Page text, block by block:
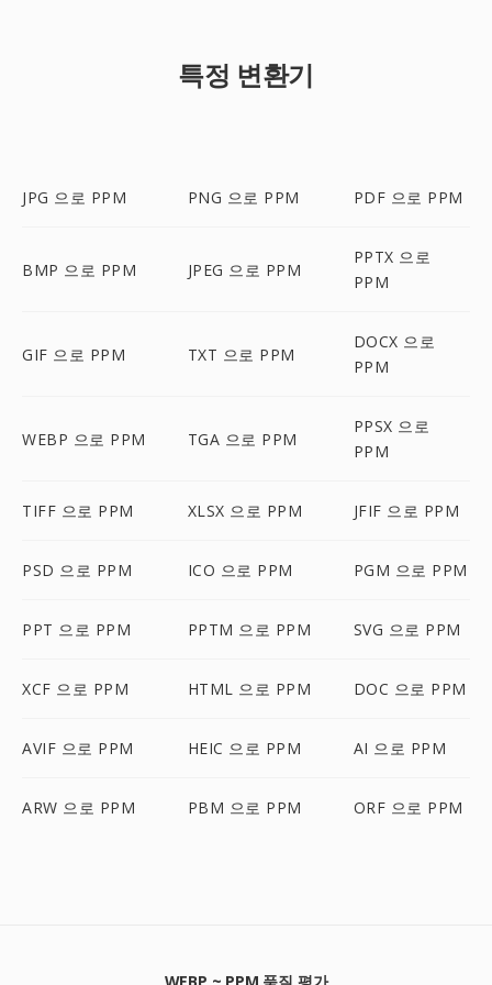
특정 변환기
JPG 으로 PPM PNG 으로 PPM PDF 으로 PPM
BMP 으로 PPM JPEG 으로 PPM
PPTX 으로
PPM
GIF 으로 PPM TXT 으로 PPM
DOCX 으로
PPM
WEBP 으로 PPM TGA 으로 PPM
PPSX 으로
PPM
TIFF 으로 PPM XLSX 으로 PPM JFIF 으로 PPM
PSD 으로 PPM ICO 으로 PPM PGM 으로 PPM
PPT 으로 PPM PPTM 으로 PPM SVG 으로 PPM
XCF 으로 PPM HTML 으로 PPM DOC 으로 PPM
AVIF 으로 PPM HEIC 으로 PPM AI 으로 PPM
ARW 으로 PPM PBM 으로 PPM ORF 으로 PPM